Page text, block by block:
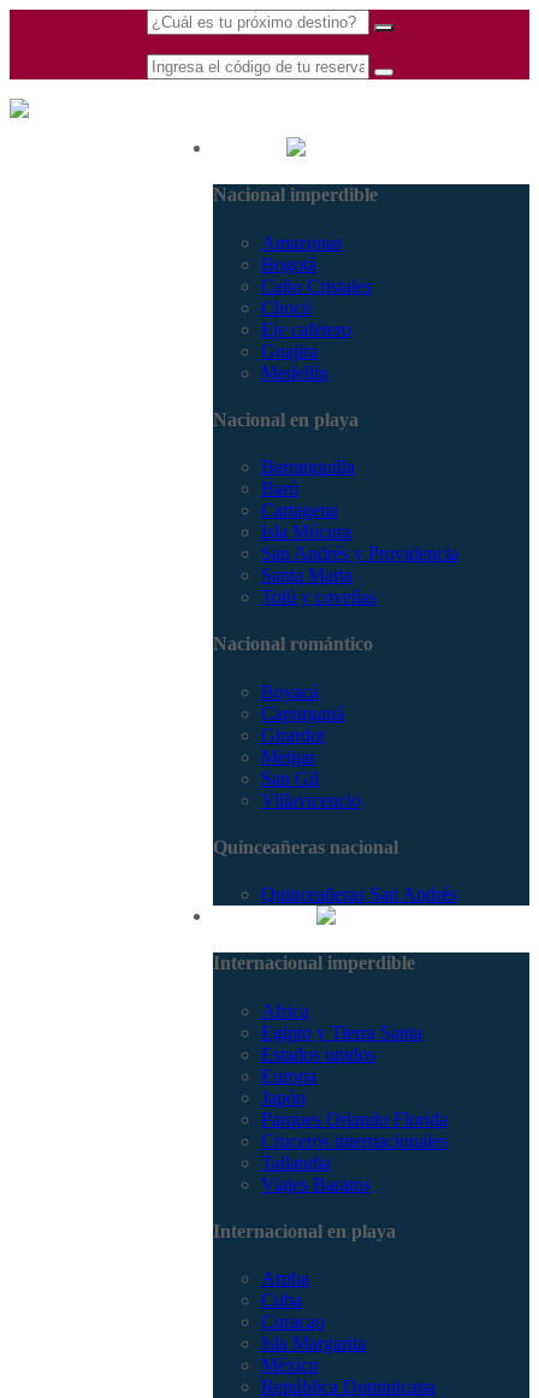
Nacional imperdible
Amazonas
Bogotá
Caño Cristales
Chocó
Eje cafetero
Guajira
Medellín
Nacional en playa
Barranquilla
Barú
Cartagena
Isla Múcura
San Andrés y Providencia
Santa Marta
Tolú y coveñas
Nacional romántico
Boyacá
Capurganá
Girardot
Melgar
San Gil
Villavicencio
Quinceañeras nacional
Quinceañeras San Andrés
Internacional imperdible
Africa
Egipto y Tierra Santa
Estados unidos
Europa
Japón
Parques Orlando Florida
Cruceros internacionales
Tailandia
Viajes Baratos
Internacional en playa
Aruba
Cuba
Curacao
Isla Margarita
México
República Dominicana